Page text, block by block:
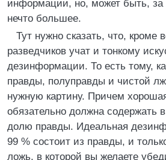
информации, но, может быть, за
нечто большее.
Тут нужно сказать, что, кроме
разведчиков учат и тонкому
дезинформации. То есть тому,
правды, полуправды и чистой
нужную картину. Причем
обязательно должна содержать
долю правды. Идеальная
99 % состоит из правды, и
ложь, в которой вы желаете